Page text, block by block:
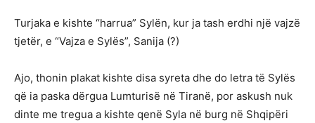
Turjaka e kishte “harrua” Sylën, kur ja tash erdhi një vajzë
tjetër, e “Vajza e Sylës”, Sanija (?)
Ajo, thonin plakat kishte disa syreta dhe do letra të Sylës
që ia paska dërgua Lumturisë në Tiranë, por askush nuk
dinte me tregua a kishte qenë Syla në burg në Shqipëri